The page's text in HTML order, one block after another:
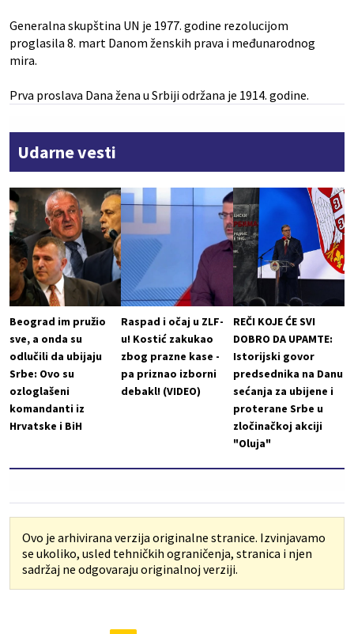
Generalna skupština UN je 1977. godine rezolucijom
proglasila 8. mart Danom ženskih prava i međunarodnog
mira.
Prva proslava Dana žena u Srbiji održana je 1914. godine.
Udarne vesti
Beograd im pružio
sve, a onda su
odlučili da ubijaju
Srbe: Ovo su
ozloglašeni
komandanti iz
Hrvatske i BiH
Raspad i očaj u ZLF-
u! Kostić zakukao
zbog prazne kase -
pa priznao izborni
debakl! (VIDEO)
REČI KOJE ĆE SVI
DOBRO DA UPAMTE:
Istorijski govor
predsednika na Danu
sećanja za ubijene i
proterane Srbe u
zločinačkoj akciji
"Oluja"
Ovo je arhivirana verzija originalne stranice. Izvinjavamo
se ukoliko, usled tehničkih ograničenja, stranica i njen
sadržaj ne odgovaraju originalnoj verziji.